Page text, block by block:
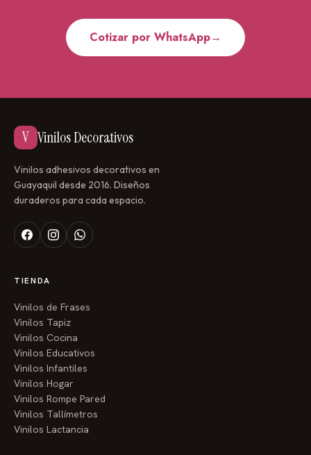
Cotizar por WhatsApp→
V Vinilos Decorativos
Vinilos adhesivos decorativos en
Guayaquil desde 2016. Diseños
duraderos para cada espacio.
TIENDA
Vinilos de Frases
Vinilos Tapiz
Vinilos Cocina
Vinilos Educativos
Vinilos Infantiles
Vinilos Hogar
Vinilos Rompe Pared
Vinilos Tallímetros
Vinilos Lactancia